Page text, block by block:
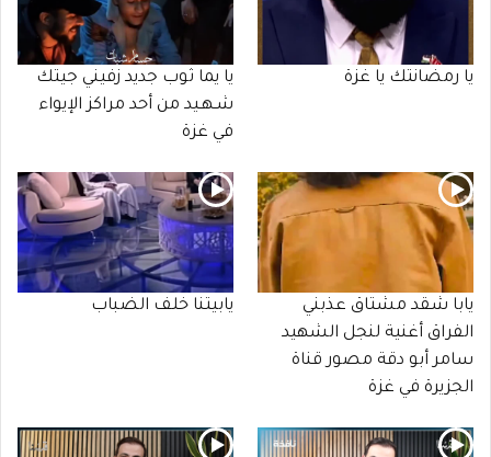
يا رمضانتك يا غزة
يا يما ثوب جديد زفيني جيتك
شـهـيد من أحد مراكز الإيواء
في غزة
يابا شقد مشتاق عذبني
الفراق أغنية لنجل الشهيد
سامر أبو دقة مصور قناة
الجزيرة في غزة
يابيتنا خلف الضباب